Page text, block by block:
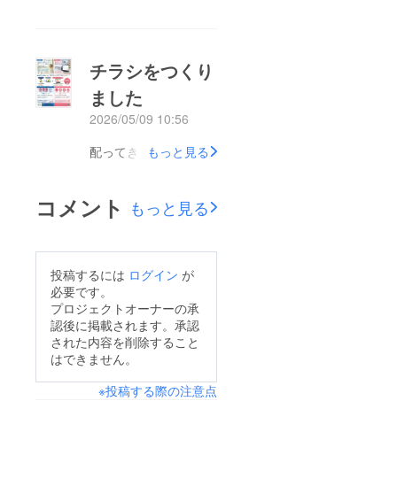
チラシをつくり
ました
2026/05/09 10:56
配ってきます！もっと見る
コメント もっと見る
投稿するには ログイン が
必要です。
プロジェクトオーナーの承
認後に掲載されます。承認
された内容を削除すること
はできません。
※投稿する際の注意点